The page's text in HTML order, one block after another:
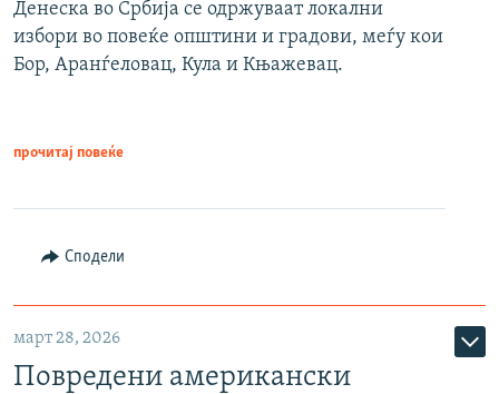
Денеска во Србија се одржуваат локални
избори во повеќе општини и градови, меѓу кои
Бор, Аранѓеловац, Кула и Књажевац.
прочитај повеќе
Сподели
март 28, 2026
Повредени американски